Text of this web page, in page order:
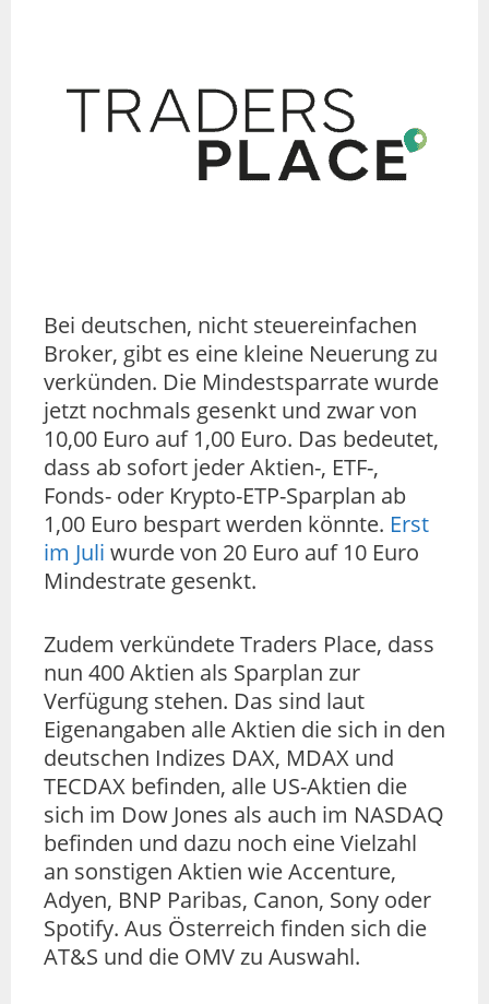
Bei deutschen, nicht steuereinfachen
Broker, gibt es eine kleine Neuerung zu
verkünden. Die Mindestsparrate wurde
jetzt nochmals gesenkt und zwar von
10,00 Euro auf 1,00 Euro. Das bedeutet,
dass ab sofort jeder Aktien-, ETF-,
Fonds- oder Krypto-ETP-Sparplan ab
1,00 Euro bespart werden könnte. Erst
im Juli wurde von 20 Euro auf 10 Euro
Mindestrate gesenkt.
Zudem verkündete Traders Place, dass
nun 400 Aktien als Sparplan zur
Verfügung stehen. Das sind laut
Eigenangaben alle Aktien die sich in den
deutschen Indizes DAX, MDAX und
TECDAX befinden, alle US-Aktien die
sich im Dow Jones als auch im NASDAQ
befinden und dazu noch eine Vielzahl
an sonstigen Aktien wie Accenture,
Adyen, BNP Paribas, Canon, Sony oder
Spotify. Aus Österreich finden sich die
AT&S und die OMV zu Auswahl.